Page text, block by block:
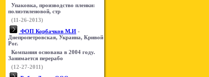
Упаковка, производство пленки:
полиэтиленовой, стр
(11-26-2013)
ФОП Корбачков М.И -
Днепропетровская, Украина, Кривой
Рог.
Компания основана в 2004 году.
Занимается перерабо
(12-27-2011)